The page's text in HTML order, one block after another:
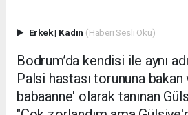
Erkek| Kadın (Haberi Sesli Oku)
Bodrum’da kendisi ile aynı
Palsi hastası torununa bakan
babaanne' olarak tanınan